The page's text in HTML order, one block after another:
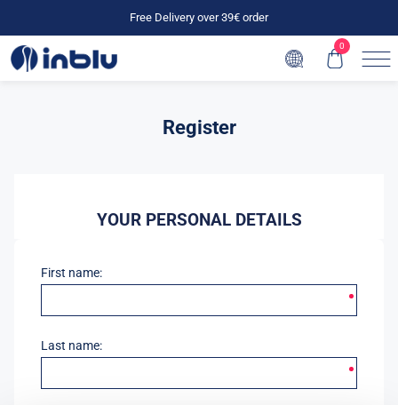
Free Delivery over 39€ order
0
Register
YOUR PERSONAL DETAILS
First name:
Last name: